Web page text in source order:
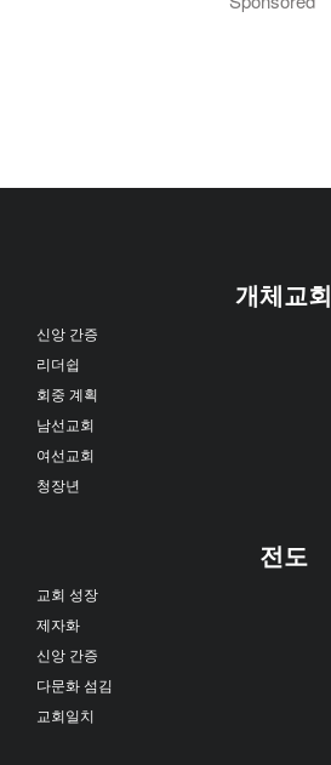
개체교회
신앙 간증
리더쉽
회중 계획
남선교회
여선교회
청장년
전도
교회 성장
제자화
신앙 간증
다문화 섬김
교회일치